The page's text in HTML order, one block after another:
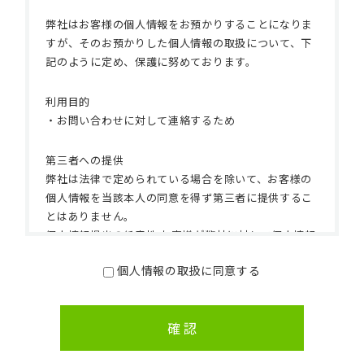
弊社はお客様の個人情報をお預かりすることになりま
すが、そのお預かりした個人情報の取扱について、下
記のように定め、保護に努めております。
利用目的
・お問い合わせに対して連絡するため
第三者への提供
弊社は法律で定められている場合を除いて、お客様の
個人情報を当該本人の同意を得ず第三者に提供するこ
とはありません。
個人情報提出の任意性 お客様が弊社に対して個人情報
されない場合には、弊社からの返信やサービスの提供
ださい。
個人情報の開示請求について
個人情報の取扱に同意する